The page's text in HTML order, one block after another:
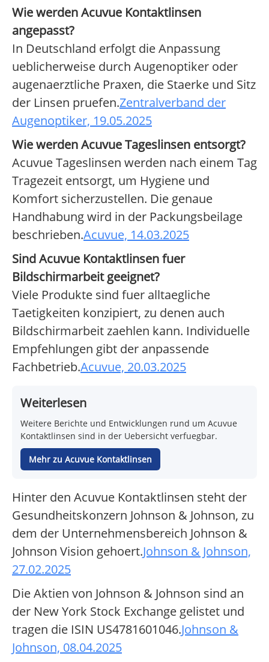
Wie werden Acuvue Kontaktlinsen
angepasst?
In Deutschland erfolgt die Anpassung
ueblicherweise durch Augenoptiker oder
augenaerztliche Praxen, die Staerke und Sitz
der Linsen pruefen.Zentralverband der
Augenoptiker, 19.05.2025
Wie werden Acuvue Tageslinsen entsorgt?
Acuvue Tageslinsen werden nach einem Tag
Tragezeit entsorgt, um Hygiene und
Komfort sicherzustellen. Die genaue
Handhabung wird in der Packungsbeilage
beschrieben.Acuvue, 14.03.2025
Sind Acuvue Kontaktlinsen fuer
Bildschirmarbeit geeignet?
Viele Produkte sind fuer alltaegliche
Taetigkeiten konzipiert, zu denen auch
Bildschirmarbeit zaehlen kann. Individuelle
Empfehlungen gibt der anpassende
Fachbetrieb.Acuvue, 20.03.2025
Weiterlesen
Weitere Berichte und Entwicklungen rund um Acuvue
Kontaktlinsen sind in der Uebersicht verfuegbar.
Mehr zu Acuvue Kontaktlinsen
Hinter den Acuvue Kontaktlinsen steht der
Gesundheitskonzern Johnson & Johnson, zu
dem der Unternehmensbereich Johnson &
Johnson Vision gehoert.Johnson & Johnson,
27.02.2025
Die Aktien von Johnson & Johnson sind an
der New York Stock Exchange gelistet und
tragen die ISIN US4781601046.Johnson &
Johnson, 08.04.2025